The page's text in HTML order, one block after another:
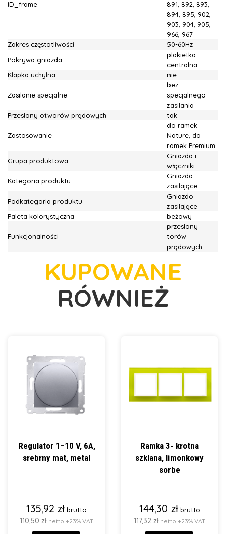
ID_frame
891, 892, 893,
894, 895, 902,
903, 904, 905,
966, 967
Zakres częstotliwości
50-60Hz
Pokrywa gniazda
plakietka
centralna
Klapka uchylna
nie
Zasilanie specjalne
bez
specjalnego
zasilania
Przesłony otworów prądowych
tak
Zastosowanie
do ramek
Nature, do
ramek Premium
Grupa produktowa
Gniazda i
włączniki
Kategoria produktu
Gniazda
zasilające
Podkategoria produktu
Gniazdo
zasilające
Paleta kolorystyczna
beżowy
Funkcjonalności
przesłony
torów
prądowych
KUPOWANE
RÓWNIEŻ
Regulator 1–10 V, 6A,
srebrny mat, metal
135,92 zł brutto
110,50 zł netto +23% VAT
Ramka 3- krotna
szklana, limonkowy
sorbe
144,30 zł brutto
117,32 zł netto +23% VAT